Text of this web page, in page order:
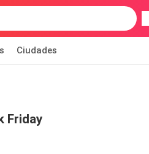
Ciudades
Friday